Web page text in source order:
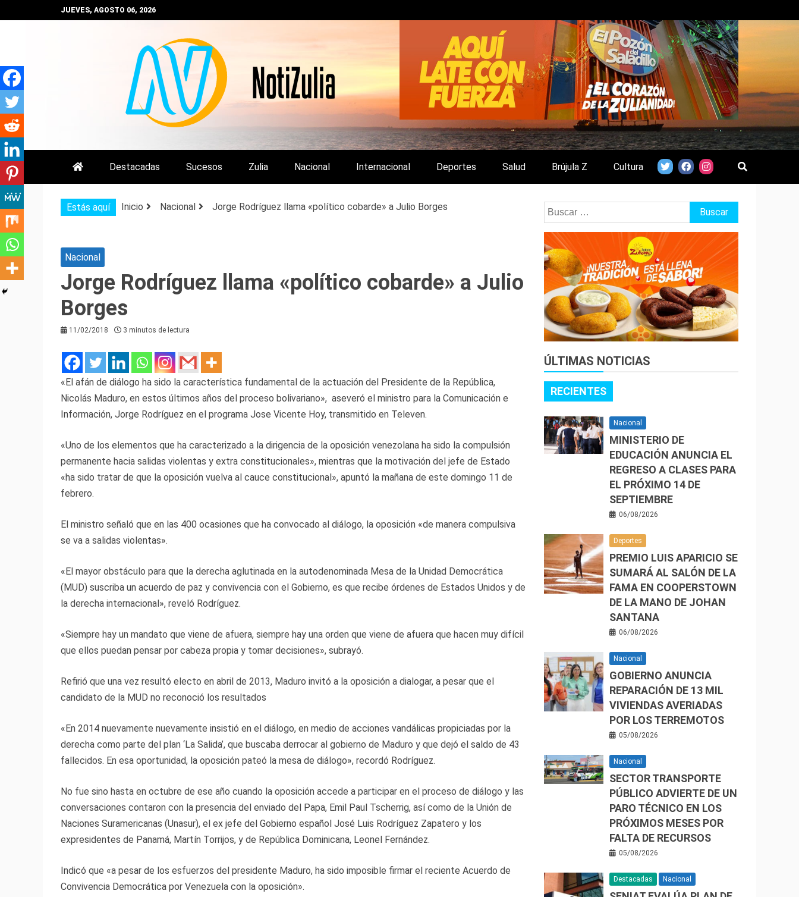
al
JUEVES, AGOSTO 06, 2026
NOTIZULIA
NOTICIAS DEL ZULIA, VENEZUELA Y DE INTERÉS GENERAL.
Destacadas Sucesos Zulia Nacional Internacional Deportes Salud Brújula Z Cultura
Estás aquí Inicio Nacional Jorge Rodríguez llama «político cobarde» a Julio Borges
Nacional
Jorge Rodríguez llama «político cobarde» a Julio
Borges
11/02/2018 3 minutos de lectura
«El afán de diálogo ha sido la característica fundamental de la actuación del Presidente de la República,
Nicolás Maduro, en estos últimos años del proceso bolivariano», aseveró el ministro para la Comunicación e
Información, Jorge Rodríguez en el programa Jose Vicente Hoy, transmitido en Televen.
«Uno de los elementos que ha caracterizado a la dirigencia de la oposición venezolana ha sido la compulsión
permanente hacia salidas violentas y extra constitucionales», mientras que la motivación del jefe de Estado
«ha sido tratar de que la oposición vuelva al cauce constitucional», apuntó la mañana de este domingo 11 de
febrero.
El ministro señaló que en las 400 ocasiones que ha convocado al diálogo, la oposición «de manera compulsiva
se va a salidas violentas».
«El mayor obstáculo para que la derecha aglutinada en la autodenominada Mesa de la Unidad Democrática
(MUD) suscriba un acuerdo de paz y convivencia con el Gobierno, es que recibe órdenes de Estados Unidos y de
la derecha internacional», reveló Rodríguez.
«Siempre hay un mandato que viene de afuera, siempre hay una orden que viene de afuera que hacen muy difícil
que ellos puedan pensar por cabeza propia y tomar decisiones», subrayó.
Refirió que una vez resultó electo en abril de 2013, Maduro invitó a la oposición a dialogar, a pesar que el
candidato de la MUD no reconoció los resultados
«En 2014 nuevamente nuevamente insistió en el diálogo, en medio de acciones vandálicas propiciadas por la
derecha como parte del plan ‘La Salida’, que buscaba derrocar al gobierno de Maduro y que dejó el saldo de 43
fallecidos. En esa oportunidad, la oposición pateó la mesa de diálogo», recordó Rodríguez.
No fue sino hasta en octubre de ese año cuando la oposición accede a participar en el proceso de diálogo y las
conversaciones contaron con la presencia del enviado del Papa, Emil Paul Tscherrig, así como de la Unión de
Naciones Suramericanas (Unasur), el ex jefe del Gobierno español José Luis Rodríguez Zapatero y los
expresidentes de Panamá, Martín Torrijos, y de República Dominicana, Leonel Fernández.
Indicó que «a pesar de los esfuerzos del presidente Maduro, ha sido imposible firmar el reciente Acuerdo de
Convivencia Democrática por Venezuela con la oposición».
Buscar:
ÚLTIMAS NOTICIAS
RECIENTES
Nacional
MINISTERIO DE
EDUCACIÓN ANUNCIA EL
REGRESO A CLASES PARA
EL PRÓXIMO 14 DE
SEPTIEMBRE
06/08/2026
Deportes
PREMIO LUIS APARICIO SE
SUMARÁ AL SALÓN DE LA
FAMA EN COOPERSTOWN
DE LA MANO DE JOHAN
SANTANA
06/08/2026
Nacional
GOBIERNO ANUNCIA
REPARACIÓN DE 13 MIL
VIVIENDAS AVERIADAS
POR LOS TERREMOTOS
05/08/2026
Nacional
SECTOR TRANSPORTE
PÚBLICO ADVIERTE DE UN
PARO TÉCNICO EN LOS
PRÓXIMOS MESES POR
FALTA DE RECURSOS
05/08/2026
Destacadas Nacional